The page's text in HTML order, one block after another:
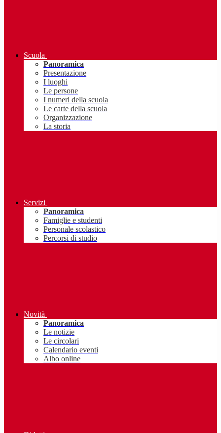
Scuola
Panoramica
Presentazione
I luoghi
Le persone
I numeri della scuola
Le carte della scuola
Organizzazione
La storia
Servizi
Panoramica
Famiglie e studenti
Personale scolastico
Percorsi di studio
Novità
Panoramica
Le notizie
Le circolari
Calendario eventi
Albo online